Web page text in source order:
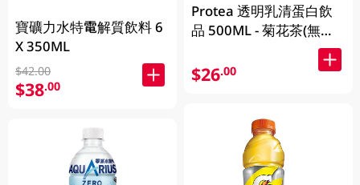
寶礦力水特電解質飲料 6
X 350ML
$42.00
$38.00
Protea 透明乳清蛋白飲
品 500ML - 菊花茶(無咖
$26.00